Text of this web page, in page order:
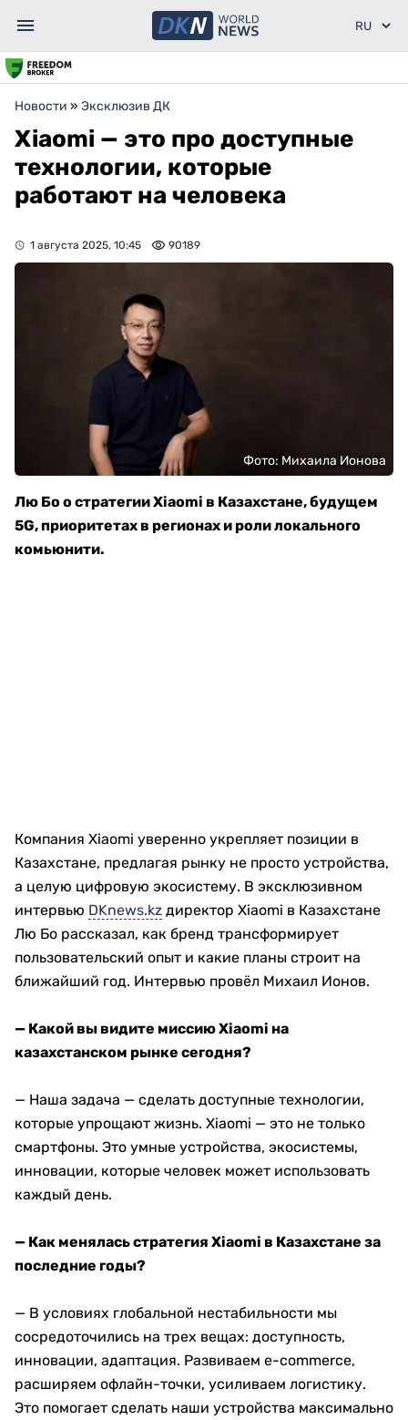
Новости » Эксклюзив ДК
Xiaomi — это про доступные
технологии, которые
работают на человека
1 августа 2025, 10:45 90189
Фото: Михаила Ионова
Лю Бо о стратегии Xiaomi в Казахстане, будущем
5G, приоритетах в регионах и роли локального
комьюнити.
Компания Xiaomi уверенно укрепляет позиции в
Казахстане, предлагая рынку не просто устройства,
а целую цифровую экосистему. В эксклюзивном
интервью DKnews.kz директор Xiaomi в Казахстане
Лю Бо рассказал, как бренд трансформирует
пользовательский опыт и какие планы строит на
ближайший год. Интервью провёл Михаил Ионов.
— Какой вы видите миссию Xiaomi на
казахстанском рынке сегодня?
— Наша задача — сделать доступные технологии,
которые упрощают жизнь. Xiaomi — это не только
смартфоны. Это умные устройства, экосистемы,
инновации, которые человек может использовать
каждый день.
— Как менялась стратегия Xiaomi в Казахстане за
последние годы?
— В условиях глобальной нестабильности мы
сосредоточились на трех вещах: доступность,
инновации, адаптация. Развиваем e-commerce,
расширяем офлайн-точки, усиливаем логистику.
Это помогает сделать наши устройства максимально